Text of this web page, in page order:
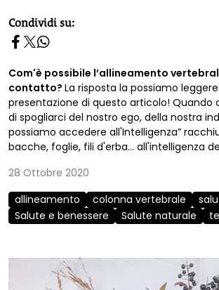
homepage h2
Condividi su:
Com'è possibile l’allineamento
contatto? La risposta la possiamo
presentazione di questo articolo! Quando
di spogliarci del nostro ego, della nostra
possiamo accedere all'Intelligenza”
bacche, foglie, fili d'erba... all'intelligenza
28 Ottobre 2020
allineamento
colonna vertebrale
Salute e benessere
Salute naturale